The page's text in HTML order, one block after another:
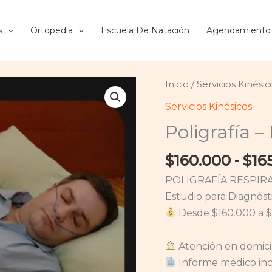
Ortopedia Escuela De Natación Agendamiento
Inicio /Servicios
Servicios Kinésicos
Poligrafía
$160.000 - $
POLIGRAFÍA
Estudio para
Desde $160.000 a
Atención en
Informe médico
Poligrafía
-
Apnea
Sueño
cantidad